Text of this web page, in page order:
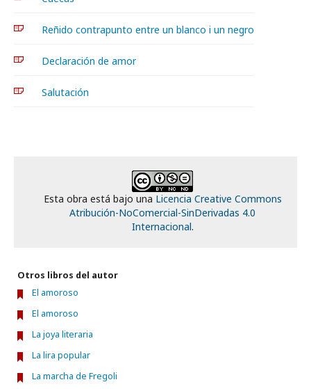
Reñido contrapunto entre un blanco i un negro
Declaración de amor
Salutación
Esta obra está bajo una Licencia Creative Commons
Atribución-NoComercial-SinDerivadas 4.0
Internacional.
Otros libros del autor
El amoroso
El amoroso
La joya literaria
La lira popular
La marcha de Fregoli